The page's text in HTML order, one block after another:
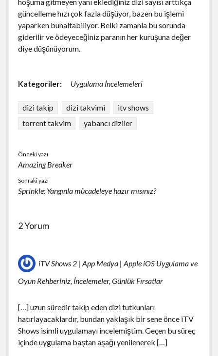
güncelleme hızı çok fazla düşüyor, bazen bu işlemi
yaparken bunaltabiliyor. Belki zamanla bu sorunda
giderilir ve ödeyeceğiniz paranın her kuruşuna değer
diye düşünüyorum.
Kategoriler: Uygulama İncelemeleri
dizi takip dizi takvimi
itv shows
torrent takvim
yabancı diziler
Önceki yazı
Amazing Breaker
Sonraki yazı
Sprinkle: Yangınla mücadeleye hazır mısınız?
2 Yorum
iTV Shows 2 | App Medya | Apple iOS Uygulama ve
Oyun Rehberiniz, İncelemeler, Günlük Fırsatlar
[…] uzun süredir takip eden dizi tutkunları
hatırlayacaklardır, bundan yaklaşık bir sene önce iTV
Shows isimli uygulamayı incelemiştim. Geçen bu süreç
içinde uygulama baştan aşağı yenilenerek […]